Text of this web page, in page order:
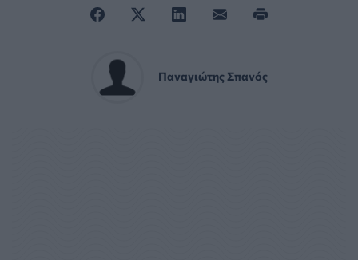
Παναγιώτης Σπανός